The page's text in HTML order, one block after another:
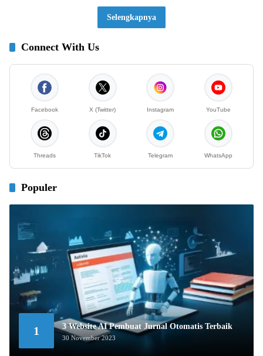
Selengkapnya
Connect With Us
Facebook X (Twitter) Instagram YouTube
Threads TikTok Telegram WhatsApp
Populer
1 3 Website AI Pembuat Jurnal Otomatis Terbaik
30 November 2023